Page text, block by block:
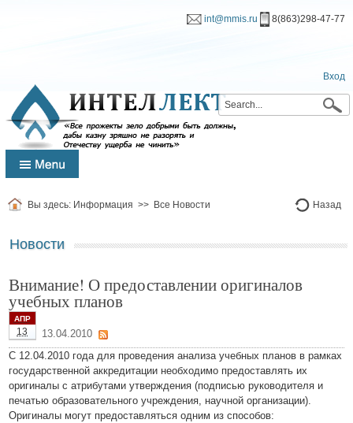
int@mmis.ru 8(863)298-47-77
Вход
Вы здесь: Информация >> Все Новости Назад
Новости
Внимание! О предоставлении оригиналов
учебных планов
АПР
13
13.04.2010
С 12.04.2010 года для проведения анализа учебных планов в рамках
государственной аккредитации необходимо предоставлять их
оригиналы с атрибутами утверждения (подписью руководителя и
печатью образовательного учреждения, научной организации).
Оригиналы могут предоставляться одним из способов: